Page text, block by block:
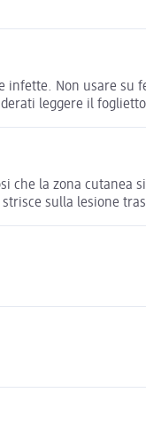
Non usare
leggere il
la zona
sulla lesione